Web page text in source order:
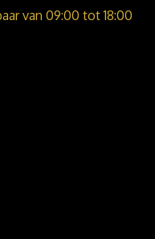
van 09:00 tot 18:00